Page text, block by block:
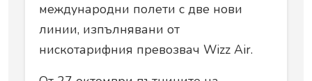
международни полети с две нови
линии, изпълнявани от
нискотарифния превозвач Wizz Air.